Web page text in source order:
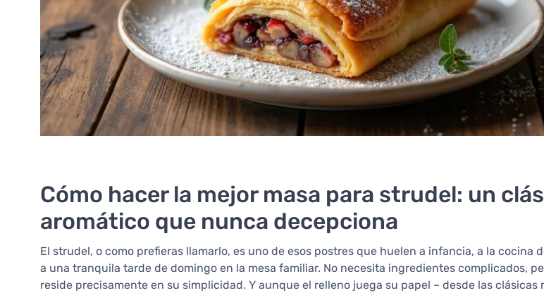
Cómo hacer la mejor masa para strudel: un
aromático que nunca decepciona
El strudel, o como prefieras llamarlo, es uno de esos postres que huelen a infancia, a la cocina
a una tranquila tarde de domingo en la mesa familiar. No necesita ingredientes complicados,
reside precisamente en su simplicidad. Y aunque el relleno juega su papel – desde las clásicas